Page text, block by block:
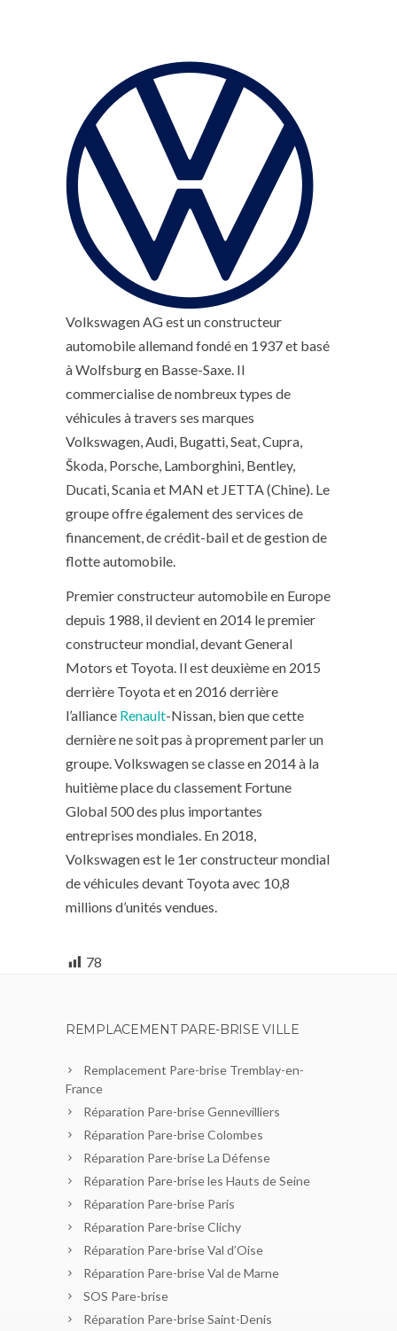
Volkswagen AG est un constructeur
automobile allemand fondé en 1937 et basé
à Wolfsburg en Basse-Saxe. Il
commercialise de nombreux types de
véhicules à travers ses marques
Volkswagen, Audi, Bugatti, Seat, Cupra,
Škoda, Porsche, Lamborghini, Bentley,
Ducati, Scania et MAN et JETTA (Chine). Le
groupe offre également des services de
financement, de crédit-bail et de gestion de
flotte automobile.
Premier constructeur automobile en Europe
depuis 1988, il devient en 2014 le premier
constructeur mondial, devant General
Motors et Toyota. Il est deuxième en 2015
derrière Toyota et en 2016 derrière
l’alliance Renault-Nissan, bien que cette
dernière ne soit pas à proprement parler un
groupe. Volkswagen se classe en 2014 à la
huitième place du classement Fortune
Global 500 des plus importantes
entreprises mondiales. En 2018,
Volkswagen est le 1er constructeur mondial
de véhicules devant Toyota avec 10,8
millions d’unités vendues.
78
REMPLACEMENT PARE-BRISE VILLE
Remplacement Pare-brise Tremblay-en-
France
Réparation Pare-brise Gennevilliers
Réparation Pare-brise Colombes
Réparation Pare-brise La Défense
Réparation Pare-brise les Hauts de Seine
Réparation Pare-brise Paris
Réparation Pare-brise Clichy
Réparation Pare-brise Val d’Oise
Réparation Pare-brise Val de Marne
SOS Pare-brise
Réparation Pare-brise Saint-Denis